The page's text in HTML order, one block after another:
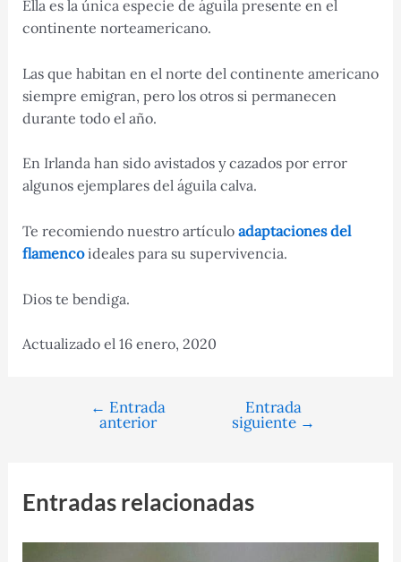
Ella es la única especie de águila presente en el
continente norteamericano.
Las que habitan en el norte del continente americano
siempre emigran, pero los otros si permanecen
durante todo el año.
En Irlanda han sido avistados y cazados por error
algunos ejemplares del águila calva.
Te recomiendo nuestro artículo adaptaciones del
flamencoideales para su supervivencia.
Dios te bendiga.
Actualizado el 16 enero, 2020
Navegación
← Entrada
anterior
Entrada
siguiente →
Entradas relacionadas